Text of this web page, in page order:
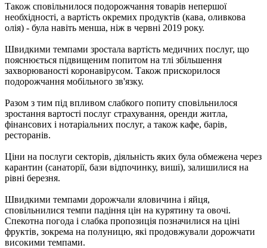
Також сповільнилося подорожчання товарів непершої
необхідності, а вартість окремих продуктів (кава, оливкова
олія) - була навіть менша, ніж в червні 2019 року.
Швидкими темпами зростала вартість медичних послуг, що
пояснюється підвищеним попитом на тлі збільшення
захворюваності коронавірусом. Також прискорилося
подорожчання мобільного зв'язку.
Разом з тим під впливом слабкого попиту сповільнилося
зростання вартості послуг страхування, оренди житла,
фінансових і нотаріальних послуг, а також кафе, барів,
ресторанів.
Ціни на послуги секторів, діяльність яких була обмежена через
карантин (санаторії, бази відпочинку, виші), залишилися на
рівні березня.
Швидкими темпами дорожчали яловичина і яйця,
сповільнилися темпи падіння цін на курятину та овочі.
Спекотна погода і слабка пропозиція позначилися на ціні
фруктів, зокрема на полуницю, які продовжували дорожчати
високими темпами.